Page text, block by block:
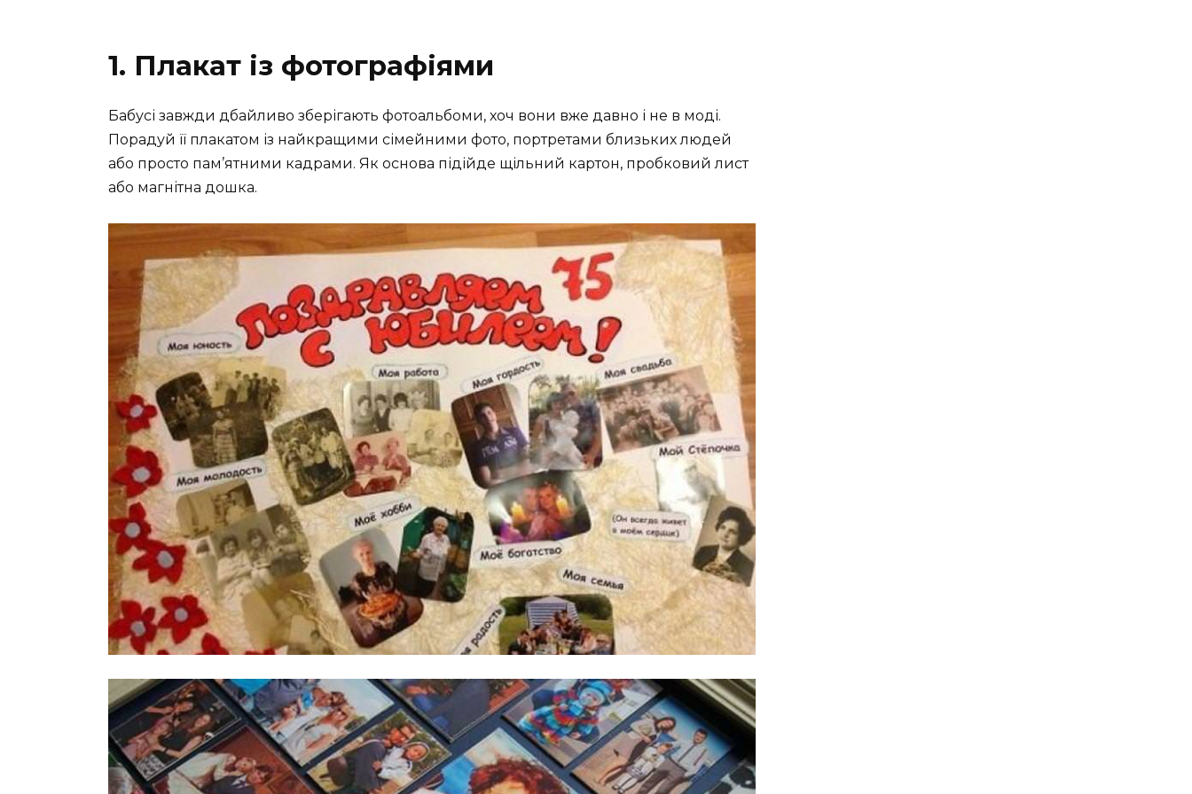
1. Плакат із фотографіями
Бабусі завжди дбайливо зберігають фотоальбоми, хоч вони вже давно і не в моді.
Порадуй її плакатом із найкращими сімейними фото, портретами близьких людей
або просто пам’ятними кадрами. Як основа підійде щільний картон, пробковий лист
або магнітна дошка.